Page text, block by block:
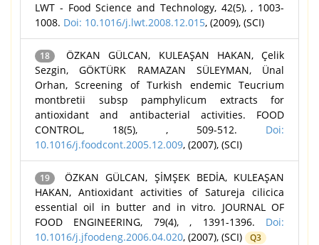
LWT - Food Science and Technology, 42(5), , 1003-
1008. Doi: 10.1016/j.lwt.2008.12.015, (2009), (SCI)
18
ÖZKAN GÜLCAN, KULEAŞAN HAKAN, Çelik
Sezgin, GÖKTÜRK RAMAZAN SÜLEYMAN, Ünal
Orhan, Screening of Turkish endemic Teucrium
montbretii subsp pamphylicum extracts for
antioxidant and antibacterial activities. FOOD
CONTROL, 18(5), , 509-512. Doi:
10.1016/j.foodcont.2005.12.009, (2007), (SCI)
19
ÖZKAN GÜLCAN, ŞİMŞEK BEDİA, KULEAŞAN
HAKAN, Antioxidant activities of Satureja cilicica
essential oil in butter and in vitro. JOURNAL OF
FOOD ENGINEERING, 79(4), , 1391-1396. Doi:
10.1016/j.jfoodeng.2006.04.020, (2007), (SCI) Q3